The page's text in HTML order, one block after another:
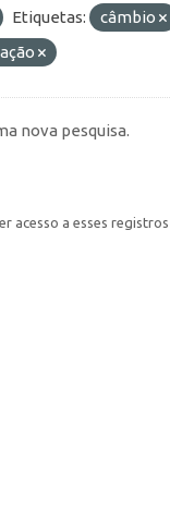
Etiquetas: câmbio
nova pesquisa.
acesso a esses